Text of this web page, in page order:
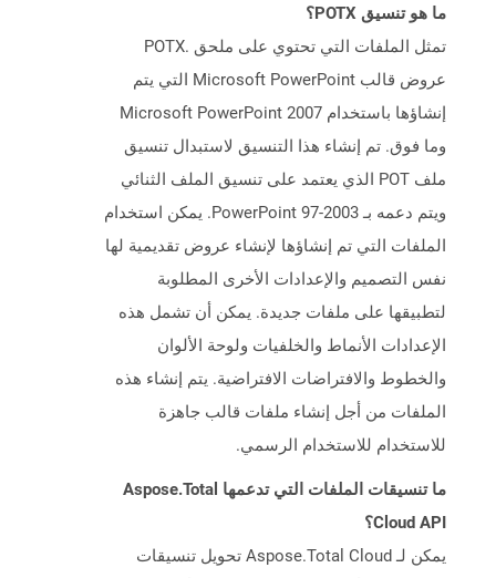
ما هو تنسيق POTX؟
تمثل الملفات التي تحتوي على ملحق .POTX
عروض قالب Microsoft PowerPoint التي يتم
إنشاؤها باستخدام Microsoft PowerPoint 2007
وما فوق. تم إنشاء هذا التنسيق لاستبدال تنسيق
ملف POT الذي يعتمد على تنسيق الملف الثنائي
ويتم دعمه بـ PowerPoint 97-2003. يمكن استخدام
الملفات التي تم إنشاؤها لإنشاء عروض تقديمية لها
نفس التصميم والإعدادات الأخرى المطلوبة
لتطبيقها على ملفات جديدة. يمكن أن تشمل هذه
الإعدادات الأنماط والخلفيات ولوحة الألوان
والخطوط والافتراضات الافتراضية. يتم إنشاء هذه
الملفات من أجل إنشاء ملفات قالب جاهزة
للاستخدام للاستخدام الرسمي.
ما تنسيقات الملفات التي تدعمها Aspose.Total
Cloud API؟
يمكن لـ Aspose.Total Cloud تحويل تنسيقات